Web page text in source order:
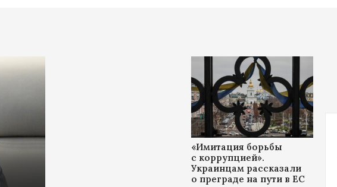
«Имитация борьбы
с коррупцией».
Украинцам рассказали
о преграде на пути в ЕС